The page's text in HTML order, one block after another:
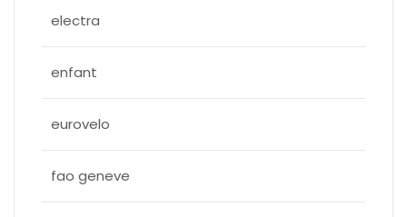
electra
enfant
eurovelo
fao geneve